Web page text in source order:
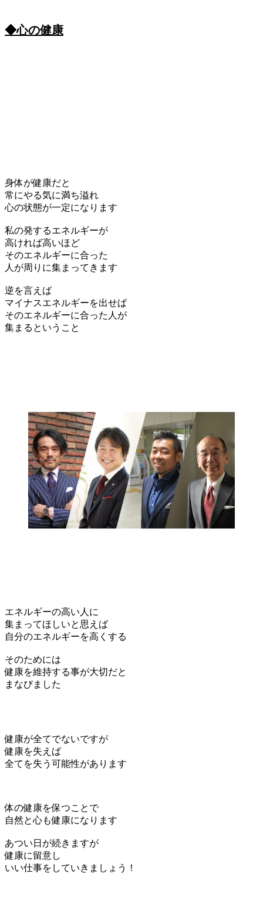
◆心の健康
身体が健康だと
常にやる気に満ち溢れ
心の状態が一定になります
私の発するエネルギーが
高ければ高いほど
そのエネルギーに合った
人が周りに集まってきます
逆を言えば
マイナスエネルギーを出せば
そのエネルギーに合った人が
集まるということ
エネルギーの高い人に
集まってほしいと思えば
自分のエネルギーを高くする
そのためには
健康を維持する事が大切だと
まなびました
健康が全てでないですが
健康を失えば
全てを失う可能性があります
体の健康を保つことで
自然と心も健康になります
あつい日が続きますが
健康に留意し
いい仕事をしていきましょう！